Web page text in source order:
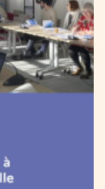
et
: de
à